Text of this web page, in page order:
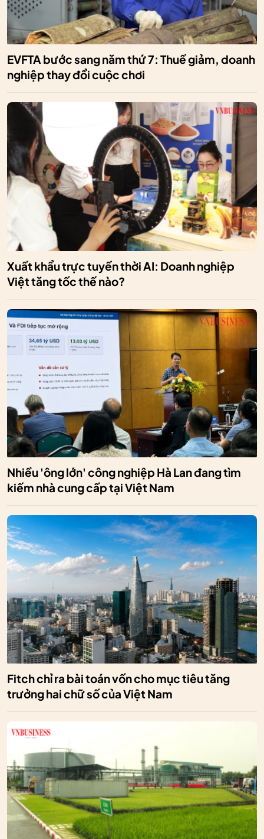
EVFTA bước sang năm thứ 7: Thuế giảm, doanh
nghiệp thay đổi cuộc chơi
Xuất khẩu trực tuyến thời AI: Doanh nghiệp
Việt tăng tốc thế nào?
Nhiều 'ông lớn' công nghiệp Hà Lan đang tìm
kiếm nhà cung cấp tại Việt Nam
Fitch chỉ ra bài toán vốn cho mục tiêu tăng
trưởng hai chữ số của Việt Nam